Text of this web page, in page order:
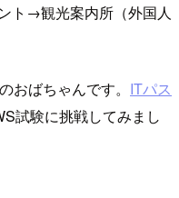
ト→観光案内所（外国人
おばちゃんです。 ITパス
試験に挑戦してみまし